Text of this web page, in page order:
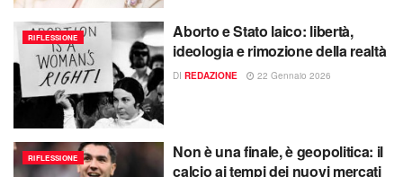
RIFLESSIONE
Aborto e Stato laico: libertà,
ideologia e rimozione della realtà
DI REDAZIONE 22 Gennaio 2026
RIFLESSIONE
Non è una finale, è geopolitica: il
calcio ai tempi dei nuovi mercati